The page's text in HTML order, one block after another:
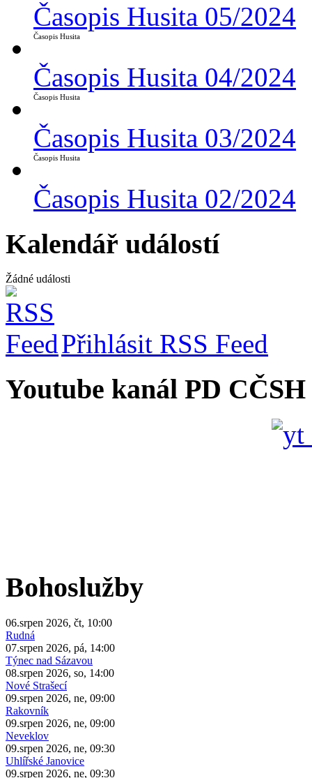
Časopis Husita 05/2024
Časopis Husita
Časopis Husita 04/2024
Časopis Husita
Časopis Husita 03/2024
Časopis Husita
Časopis Husita 02/2024
Kalendář událostí
Žádné události
Přihlásit RSS Feed
Youtube kanál PD CČSH
Bohoslužby
06.srpen 2026, čt, 10:00
Rudná
07.srpen 2026, pá, 14:00
Týnec nad Sázavou
08.srpen 2026, so, 14:00
Nové Strašecí
09.srpen 2026, ne, 09:00
Rakovník
09.srpen 2026, ne, 09:00
Neveklov
09.srpen 2026, ne, 09:30
Uhlířské Janovice
09.srpen 2026, ne, 09:30